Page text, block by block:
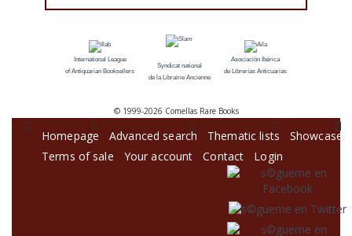
International League
of Antiquarian Booksellers
Syndicat national
de la Librairie Ancienne
Asociación Ibérica
de Librerías Anticuarias
© 1999-2026 Comellas Rare Books
Homepage Advanced search Thematic lists
Showcase
Terms of sale
Your account Contact Login